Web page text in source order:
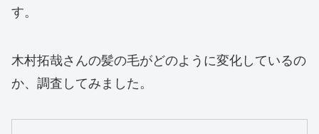
す。
木村拓哉さんの髪の毛がどのように変化しているの
か、調査してみました。